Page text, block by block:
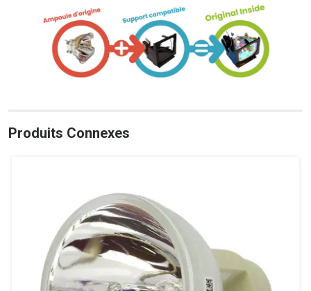
Produits Connexes